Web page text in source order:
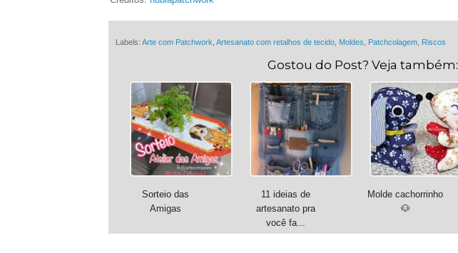
Labels: Arte com Patchwork Artesanato com retalhos de tecido Moldes Patchcolagem Riscos
Gostou do Post? Veja também:
Sorteio das
Amigas
11 ideias de
artesanato pra
você fa...
Molde cachorrinho
🐶